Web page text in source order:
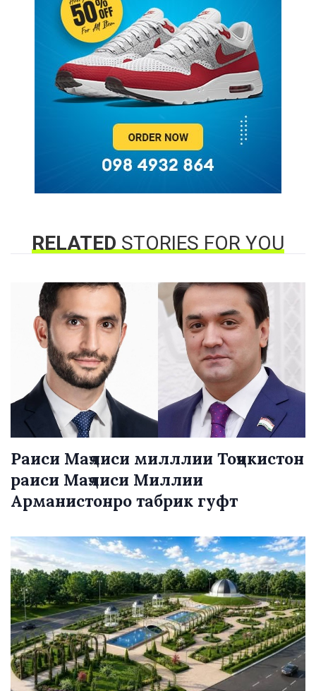
RELATEDSTORIES FOR YOU
Раиси Маҷлиси милллии Тоҷикистон
раиси Маҷлиси Миллии
Арманистонро табрик гуфт